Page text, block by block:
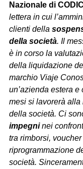
Nazionale di CODICI
lettera in cui
clienti della
della società. Il
è in corso la
della liquidazione
marchio Viaje
un’azienda estera
mesi si lavorerà alla
della società. Ci
impegni nei
tra rimborsi, voucher
riprogrammazione
società.